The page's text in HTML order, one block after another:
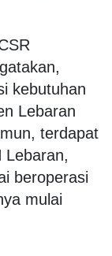
kebutuhan
Lebaran
terdapat
Lebaran,
beroperasi
mulai